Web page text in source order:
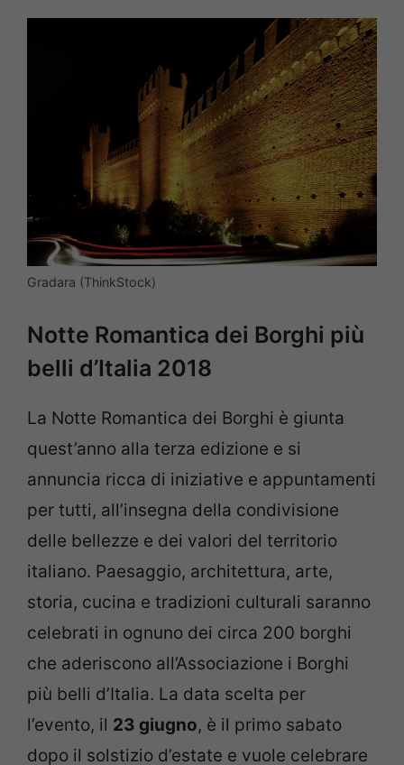
Gradara (ThinkStock)
Notte Romantica dei Borghi più
belli d’Italia 2018
La Notte Romantica dei Borghi è giunta
quest’anno alla terza edizione e si
annuncia ricca di iniziative e appuntamenti
per tutti, all’insegna della condivisione
delle bellezze e dei valori del territorio
italiano. Paesaggio, architettura, arte,
storia, cucina e tradizioni culturali saranno
celebrati in ognuno dei circa 200 borghi
che aderiscono all’Associazione i Borghi
più belli d’Italia. La data scelta per
l’evento, il 23 giugno, è il primo sabato
dopo il solstizio d’estate e vuole celebrare